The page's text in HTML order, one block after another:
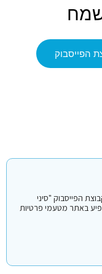
הפייסבוק
הפייסבוק "סיני
שמה לא מופיע באתר מטעמי פרטיות